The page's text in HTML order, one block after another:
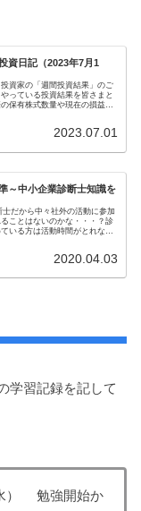
資日記（2023年7月1
資家の「週間投資結果」のご
っている投資結果を皆さまと
保有株式数量や現在の損益状
2023.07.01
～中小企業診断士知識を
だから中々社外の活動に参加
ことはないのかな・・・？診
いる方は活動時間がとれない
2020.04.03
学習記録を記して
） 勉強開始か